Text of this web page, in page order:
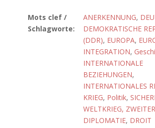
Mots clef /
Schlagworte:
ANERKENNUNG,
DEMOKRATISCHE
(DDR), EUROPA,
INTEGRATION,
INTERNATIONALE
BEZIEHUNGEN,
INTERNATIONALES
KRIEG, Politik,
WELTKRIEG,
DIPLOMATIE, DROIT